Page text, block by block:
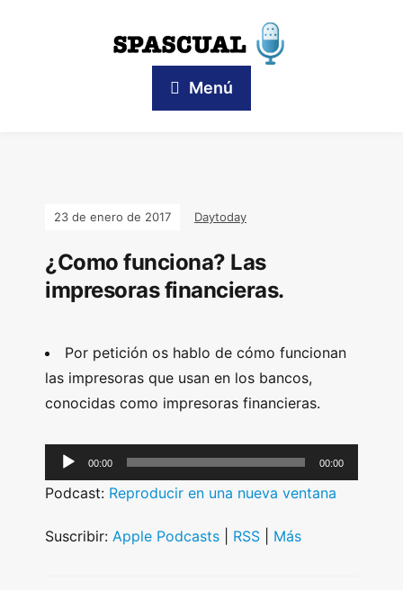
Menú
23 de enero de 2017 Daytoday
¿Como funciona? Las
impresoras financieras.
Por petición os hablo de cómo funcionan
las impresoras que usan en los bancos,
conocidas como impresoras financieras.
u
i
00:00 00:00
Podcast: Reproducir en una nueva ventana
Suscribir: Apple Podcasts RSS Más